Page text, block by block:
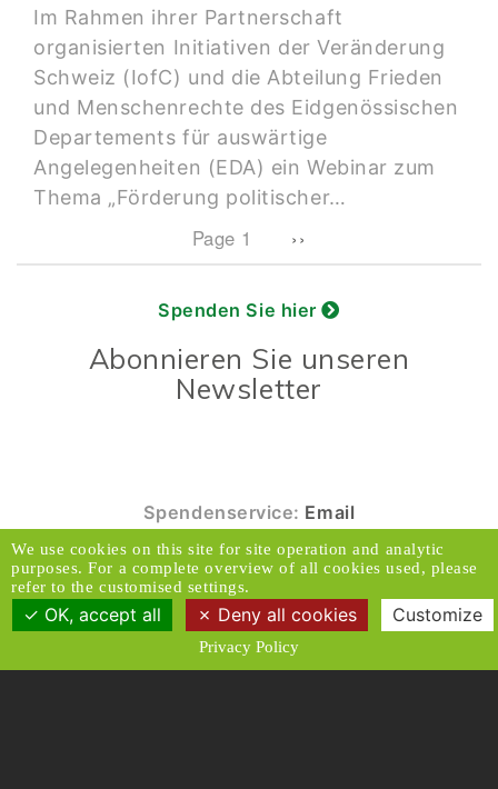
Im Rahmen ihrer Partnerschaft
organisierten Initiativen der Veränderung
Schweiz (IofC) und die Abteilung Frieden
und Menschenrechte des Eidgenössischen
Departements für auswärtige
Angelegenheiten (EDA) ein Webinar zum
Thema „Förderung politischer…
Page 1 Next page
››
Spenden Sie hier
Abonnieren Sie unseren
Newsletter
Spendenservice: Email
© 2026 Caux Initiativen der Veränderung. Alle
Rechte vorbehalten.
Kontakt & Adresse
Haftungsausschluss
Medien
Datenschutzrichtlinien
We use cookies on this site for site operation and analytic
purposes. For a complete overview of all cookies used, please
refer to the customised settings.
OK, accept all Deny all cookies Customize
Privacy Policy